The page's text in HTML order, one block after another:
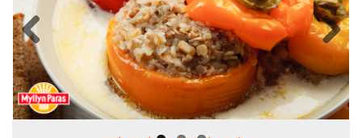
Previous Next